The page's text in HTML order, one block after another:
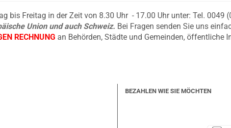
bis Freitag in der Zeit von 8.30 Uhr - 17.00 Uhr unter: Tel.
Union und auch Schweiz. Bei Fragen senden Sie uns
RECHNUNG an Behörden, Städte und Gemeinden, öffentliche
BEZAHLEN WIE SIE MÖCHTEN